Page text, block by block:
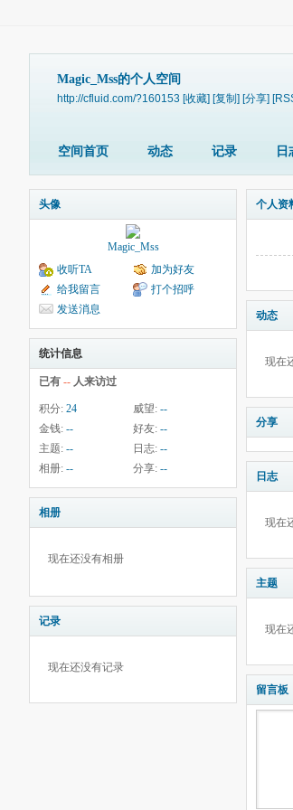
Magic_Mss的个人空间
http://cfluid.com/?160153 [收藏] [复制] [分享]
空间首页 动态 记录 日
头像
Magic_Mss
收听TA
加为好友
给我留言
打个招呼
发送消息
统计信息
已有 -- 人来访过
积分: 24 威望: --
金钱: -- 好友: --
主题: -- 日志: --
相册: -- 分享: --
相册
现在还没有相册
记录
现在还没有记录
个人资
动态
现在
分享
日志
现在
主题
现在
留言板